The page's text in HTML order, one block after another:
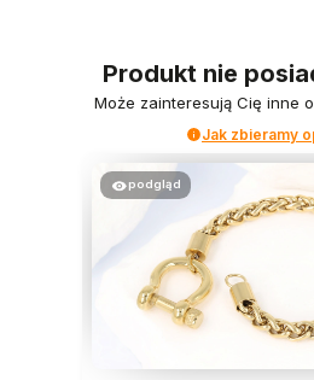
Produkt nie
Może zainteresują Cię inne
Jak zbieramy
podgląd